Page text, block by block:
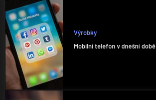
Výrobky
Mobilní telefon v dnešní době